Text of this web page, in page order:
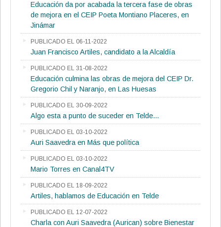
Educación da por acabada la tercera fase de obras
de mejora en el CEIP Poeta Montiano Placeres, en
Jinámar
PUBLICADO EL 06-11-2022
Juan Francisco Artiles, candidato a la Alcaldía
PUBLICADO EL 31-08-2022
Educación culmina las obras de mejora del CEIP Dr.
Gregorio Chil y Naranjo, en Las Huesas
PUBLICADO EL 30-09-2022
Algo esta a punto de suceder en Telde...
PUBLICADO EL 03-10-2022
Auri Saavedra en Más que política
PUBLICADO EL 03-10-2022
Mario Torres en Canal4TV
PUBLICADO EL 18-09-2022
Artiles, hablamos de Educación en Telde
PUBLICADO EL 12-07-2022
Charla con Auri Saavedra (Aurican) sobre Bienestar